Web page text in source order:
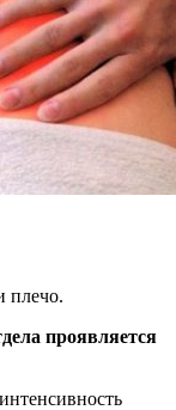
плечо.
проявляется